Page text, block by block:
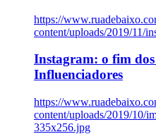
https://
content/uploads/2019/11/
Instagram: o fim
Influenciadores
https://
content/uploads/2019/10/
335x256.jpg